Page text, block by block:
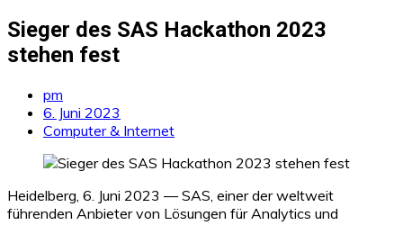
Sieger des SAS Hackathon 2023
stehen fest
pm
6. Juni 2023
Computer & Internet
Heidelberg, 6. Juni 2023 — SAS, einer der weltweit
führenden Anbieter von Lösungen für Analytics und